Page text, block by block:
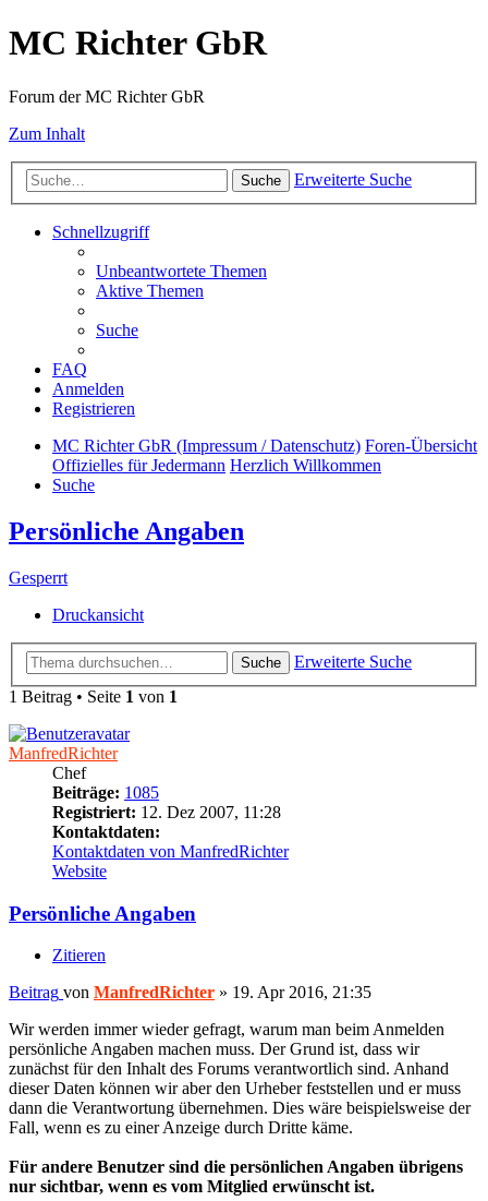
MC Richter GbR
Forum der MC Richter GbR
Zum Inhalt
Suche Erweiterte Suche
Schnellzugriff
Unbeantwortete Themen
Aktive Themen
Suche
FAQ
Anmelden
Registrieren
MC Richter GbR (Impressum / Datenschutz) Foren-Übersicht
Offizielles für Jedermann Herzlich Willkommen
Suche
Persönliche Angaben
Gesperrt
Druckansicht
Suche
Erweiterte Suche
1 Beitrag • Seite 1 von 1
ManfredRichter
Chef
Beiträge: 1085
Registriert: 12. Dez 2007, 11:28
Kontaktdaten:
Kontaktdaten von ManfredRichter
Website
Persönliche Angaben
Zitieren
Beitrag von ManfredRichter » 19. Apr 2016, 21:35
Wir werden immer wieder gefragt, warum man beim Anmelden
persönliche Angaben machen muss. Der Grund ist, dass wir
zunächst für den Inhalt des Forums verantwortlich sind. Anhand
dieser Daten können wir aber den Urheber feststellen und er muss
dann die Verantwortung übernehmen. Dies wäre beispielsweise der
Fall, wenn es zu einer Anzeige durch Dritte käme.
Für andere Benutzer sind die persönlichen Angaben übrigens
nur sichtbar, wenn es vom Mitglied erwünscht ist.